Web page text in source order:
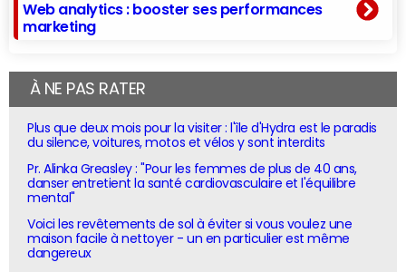
Web analytics : booster ses performances
marketing
À NE PAS RATER
Plus que deux mois pour la visiter : l'île d'Hydra est le paradis
du silence, voitures, motos et vélos y sont interdits
Pr. Alinka Greasley : "Pour les femmes de plus de 40 ans,
danser entretient la santé cardiovasculaire et l'équilibre
mental"
Voici les revêtements de sol à éviter si vous voulez une
maison facile à nettoyer - un en particulier est même
dangereux